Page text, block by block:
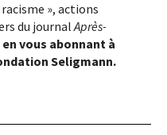
vous
de la Fondation
notrepolitique de
de vous
», actions
du journalAprès-
vous abonnant à
Seligmann.